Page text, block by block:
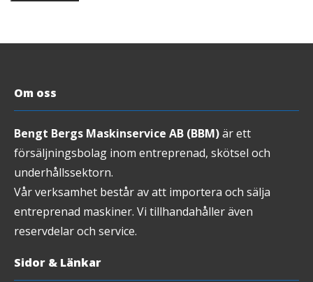
Om oss
Bengt Bergs Maskinservice AB (BBM)är ett
försäljningsbolag inom entreprenad, skötsel och
underhållssektorn.
Vår verksamhet består av att importera och sälja
entreprenad maskiner. Vi tillhandahåller även
reservdelar och service.
Sidor & Länkar